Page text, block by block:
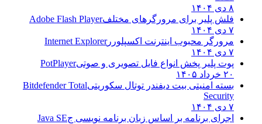
۸ دی ۱۴۰۴
فلش پلیر برای مرورگرهای مختلفAdobe Flash Player
۷ دی ۱۴۰۴
مرورگر محبوب اینترنت اکسپلوررInternet Explorer
۷ دی ۱۴۰۴
پوت پلیر پخش انواع فایل تصویری و صوتیPotPlayer
۲۰ خرداد ۱۴۰۵
بسته امنیتی بیت دیفندر توتال سکوریتیBitdefender Total
Security
۷ دی ۱۴۰۴
اجرای برنامه بر اساس زبان برنامه نویسی جJava SE